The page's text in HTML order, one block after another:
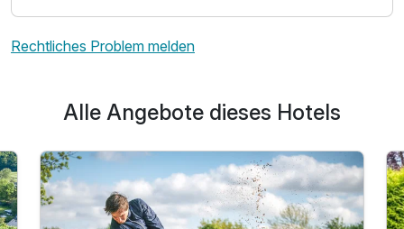
Rechtliches Problem melden
Alle Angebote dieses Hotels